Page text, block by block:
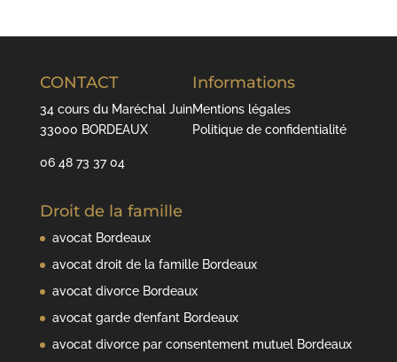
CONTACT
34 cours du Maréchal Juin
33000 BORDEAUX
06 48 73 37 04
Informations
Mentions légales
Politique de confidentialité
Droit de la famille
avocat Bordeaux
avocat droit de la famille Bordeaux
avocat divorce Bordeaux
avocat garde d’enfant Bordeaux
avocat divorce par consentement mutuel Bordeaux